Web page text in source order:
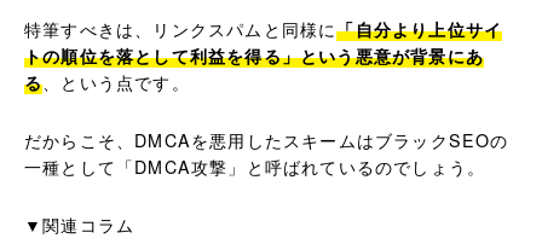
特筆すべきは、リンクスパムと同様に「自分より上位サイ
トの順位を落として利益を得る」という悪意が背景にあ
る、という点です。
だからこそ、DMCAを悪用したスキームはブラックSEOの
一種として「DMCA攻撃」と呼ばれているのでしょう。
▼関連コラム